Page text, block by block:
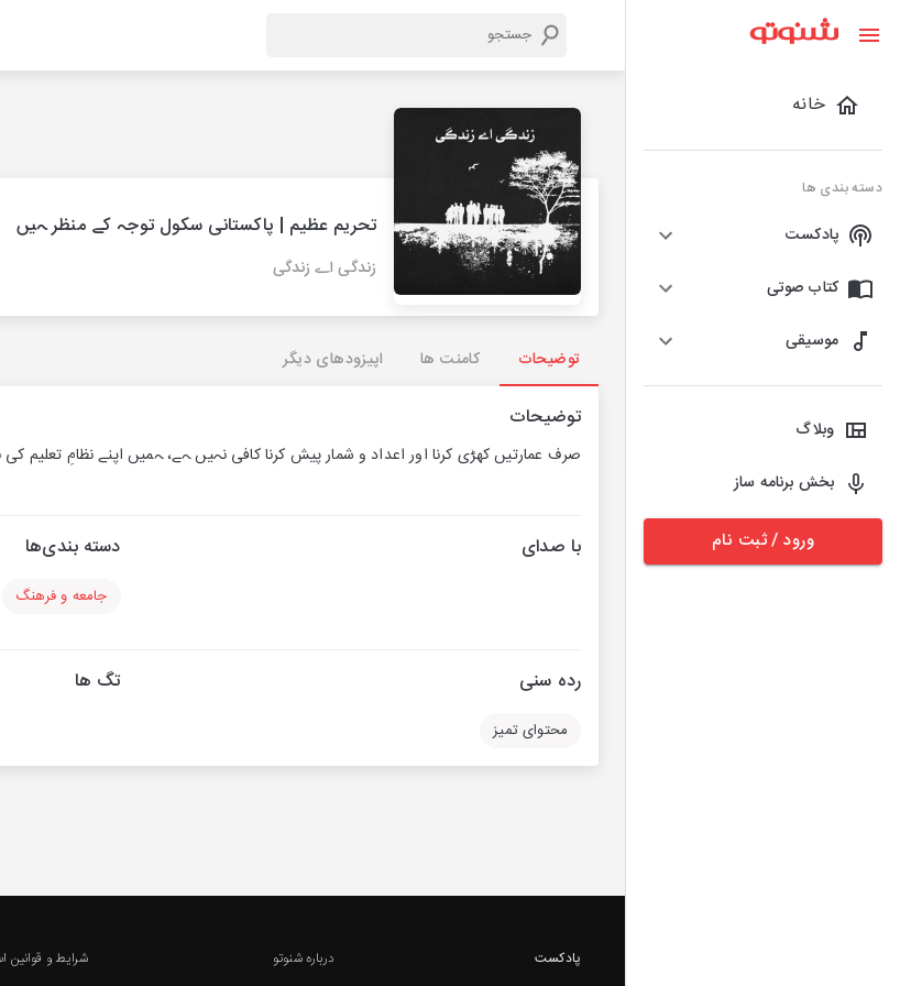
خانه
دسته بندی ها
پادکست
کتاب صوتی
موسیقی
وبلاگ
بخش برنامه ساز
ورود / ثبت نام
تحریم عظیم | پاکستانی سکول توجہ کے منظر ہیں
زندگی اے زندگی
توضیحات کامنت ها اپیزودهای دیگر
توضیحات
صرف عمارتیں کھڑی کرنا اور اعداد و شمار پیش کرنا کافی نہیں ہے، ہمیں اپنے نظامِ تعلیم
با صدای دسته بندی‌ها
جامعه و فرهنگ
رده سنی
محتوای تمیز
تگ ها
پادکست
درباره شنوتو
شرایط و قوانین